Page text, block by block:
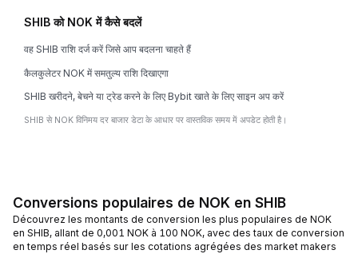
SHIB को NOK में कैसे बदलें
वह SHIB राशि दर्ज करें जिसे आप बदलना चाहते हैं
कैलकुलेटर NOK में समतुल्य राशि दिखाएगा
SHIB खरीदने, बेचने या ट्रेड करने के लिए Bybit खाते के लिए साइन अप करें
SHIB से NOK विनिमय दर बाजार डेटा के आधार पर वास्तविक समय में अपडेट होती है।
Conversions populaires de NOK en SHIB
Découvrez les montants de conversion les plus populaires de NOK
en SHIB, allant de 0,001 NOK à 100 NOK, avec des taux de conversion
en temps réel basés sur les cotations agrégées des market makers